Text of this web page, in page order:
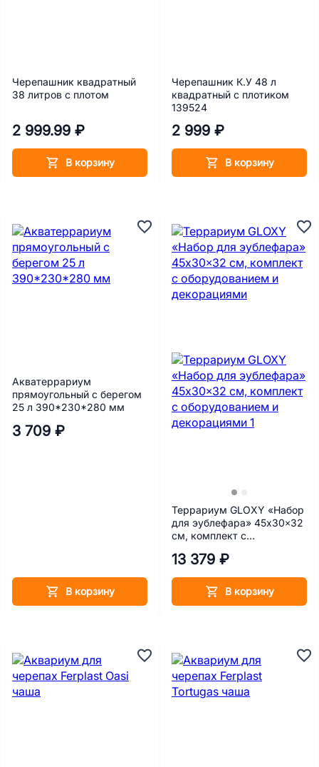
Черепашник квадратный
38 литров с плотом
2 999.99 ₽
В корзину
Черепашник К.У 48 л
квадратный с плотиком
139524
2 999 ₽
В корзину
Акватеррариум
прямоугольный с берегом
25 л 390*230*280 мм
3 709 ₽
В корзину
Террариум GLOXY «Набор
для эублефара» 45х30×32
см, комплект с
декорациями
13 379 ₽
В корзину